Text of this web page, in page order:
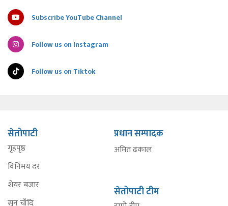
Subscribe YouTube Channel
Follow us on Instagram
Follow us on Tiktok
सेतोपाटी
गृहपृष्ठ
विनिमय दर
शेयर बजार
प्रधान सम्पादक
अमित ढकाल
सेतोपाटी टीम